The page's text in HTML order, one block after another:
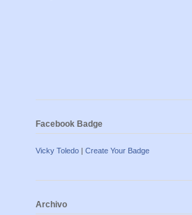
Facebook Badge
Vicky Toledo | Create Your Badge
Archivo